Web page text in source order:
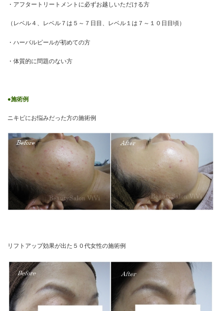
・アフタートリートメントに必ずお越しいただける方
（レベル４、レベル７は５～７日目、レベル１は７～１０日目頃）
・ハーバルピールが初めての方
・体質的に問題のない方
●施術例
ニキビにお悩みだった方の施術例
リフトアップ効果が出た５０代女性の施術例